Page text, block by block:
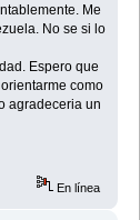
Me
No se si lo
Espero que
como
agradeceria un
En línea